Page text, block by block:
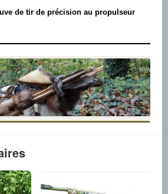
de tir de précision au propulseur